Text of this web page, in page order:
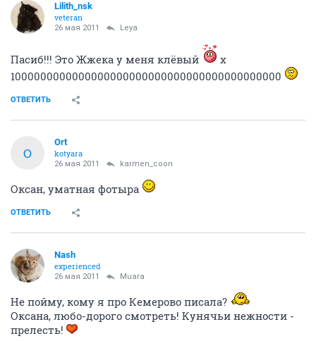
Lilith_nsk
veteran
26 мая 2011 Leya
Пасиб!!! Это Жжека у меня клёвый
х
1000000000000000000000000000000000000000000
ОТВЕТИТЬ
O
Ort
kotyara
26 мая 2011 karmen_coon
Оксан, уматная фотыра
ОТВЕТИТЬ
Nash
experienced
26 мая 2011 Muara
Не пойму, кому я про Кемерово писала?
Оксана, любо-дорого смотреть! Кунячьи нежности -
прелесть!